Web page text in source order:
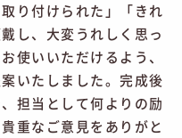
り付けられた」「きれ
し、大変うれしく思っ
使いいただけるよう、
いたしました。完成後
担当として何よりの励
重なご意見をありがと